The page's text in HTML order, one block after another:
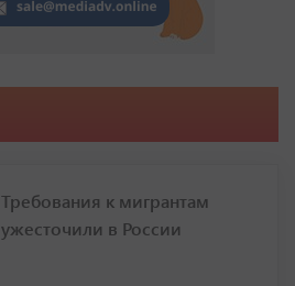
Требования к мигрантам
ужесточили в России